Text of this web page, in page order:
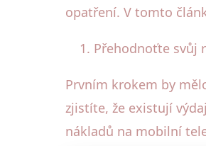
opatření. V tomto
Přehodnoťte svůj
Prvním krokem by
zjistíte, že existují
nákladů na mobilní